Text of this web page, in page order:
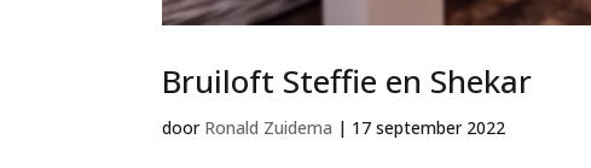
Bruiloft Steffie en Shekar
door Ronald Zuidema | 17 september 2022